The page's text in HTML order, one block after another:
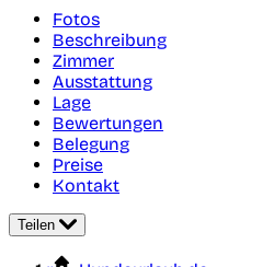
Fotos
Beschreibung
Zimmer
Ausstattung
Lage
Bewertungen
Belegung
Preise
Kontakt
Teilen